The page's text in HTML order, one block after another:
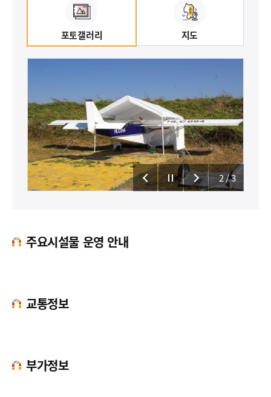
포토갤러리 지도
2/3
주요시설물 운영 안내
교통정보
부가정보